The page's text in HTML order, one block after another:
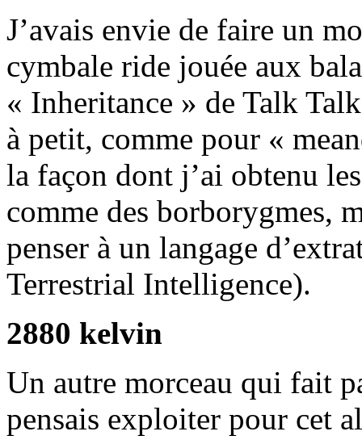
J’avais envie de faire un
cymbale ride jouée aux
« Inheritance » de Talk
à petit, comme pour «
la façon dont j’ai obtenu
comme des borborygmes,
penser à un langage
Terrestrial Intelligence).
2880 kelvin
Un autre morceau qui fait
pensais exploiter pour cet